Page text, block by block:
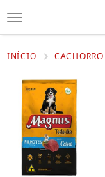
INÍCIO CACHORRO